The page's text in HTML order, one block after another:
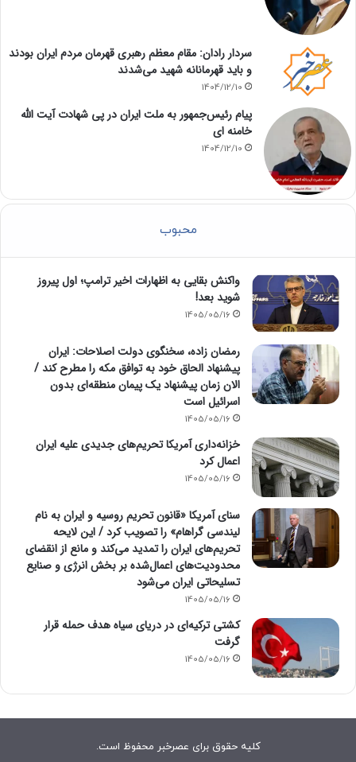
سردار رادان: مقام معظم رهبری قهرمان مردم ایران بودند
و باید قهرمانانه شهید می‌شدند
1404/12/10
پیام رئیس‌جمهور به ملت ایران در پی شهادت آیت الله
خامنه ای
1404/12/10
محبوب
واکنش بقایی به اظهارات اخیر ترامپ؛ اول پیروز
شوید بعد!
1405/05/16
رمضان زاده، سخنگوی دولت اصلاحات: ایران
پیشنهاد الحاق خود به توافق مکه را مطرح کند /
الان زمان پیشنهاد یک پیمان منطقه‌ای بدون
اسرائیل است
1405/05/16
خزانه‌داری آمریکا تحریم‌های جدیدی علیه ایران
اعمال کرد
1405/05/16
سنای آمریکا «قانون تحریم روسیه و ایران به نام
لیندسی گراهام» را تصویب کرد / این لایحه
تحریم‌های ایران را تمدید می‌کند و مانع از انقضای
محدودیت‌های اعمال‌شده بر بخش انرژی و صنایع
تسلیحاتی ایران می‌شود
1405/05/16
کشتی ترکیه‌ای در دریای سیاه هدف حمله قرار
گرفت
1405/05/16
کلیه حقوق برای عصرخبر محفوظ است.